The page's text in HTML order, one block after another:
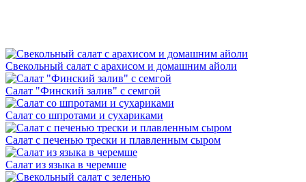
Свекольный салат с арахисом и домашним айоли
Салат "Финский залив" с семгой
Салат со шпротами и сухариками
Салат с печенью трески и плавленным сыром
Салат из языка в черемше